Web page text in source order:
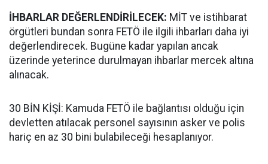
İHBARLAR DEĞERLENDİRİLECEK: MİT ve istihbarat
örgütleri bundan sonra FETÖ ile ilgili ihbarları daha iyi
değerlendirecek. Bugüne kadar yapılan ancak
üzerinde yeterince durulmayan ihbarlar mercek altına
alınacak.
30 BİN KİŞİ: Kamuda FETÖ ile bağlantısı olduğu için
devletten atılacak personel sayısının asker ve polis
hariç en az 30 bini bulabileceği hesaplanıyor.